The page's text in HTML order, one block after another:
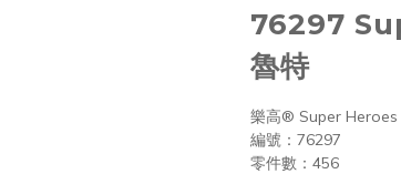
76297
魯特
樂高® Super Heroes
編號：76297
零件數：456